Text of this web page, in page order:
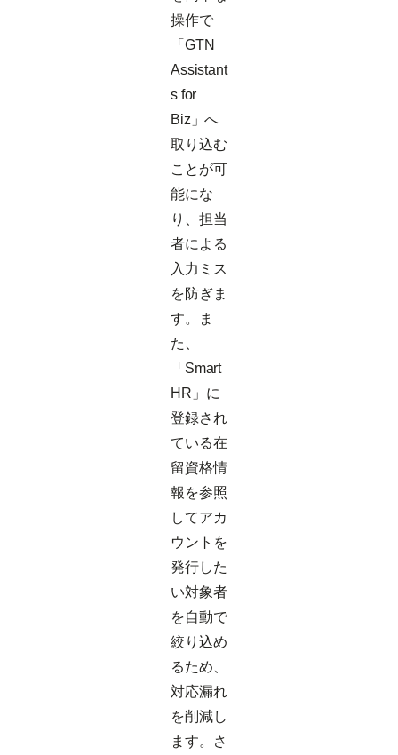
操作で
「GTN
Assistant
s for
Biz」へ
取り込む
ことが可
能にな
り、担当
者による
入力ミス
を防ぎま
す。ま
た、
「Smart
HR」に
登録され
ている在
留資格情
報を参照
してアカ
ウントを
発行した
い対象者
を自動で
絞り込め
るため、
対応漏れ
を削減し
ます。さ